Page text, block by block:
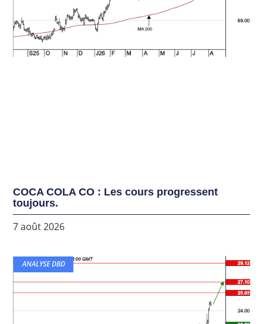
COCA COLA CO : Les cours progressent
toujours.
7 août 2026
ANALYSE DBD